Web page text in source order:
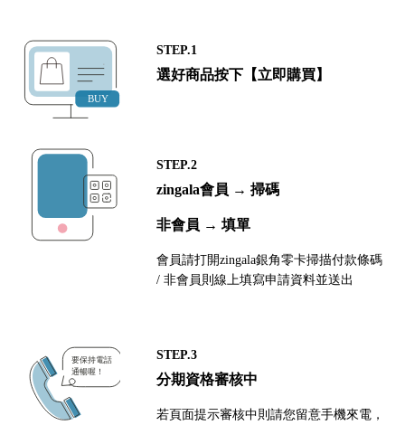
STEP.1
選好商品按下【立即購買】
STEP.2
zingala會員 → 掃碼
非會員 → 填單
會員請打開zingala銀角零卡掃描付款條碼
/ 非會員則線上填寫申請資料並送出
STEP.3
分期資格審核中
若頁面提示審核中則請您留意手機來電，